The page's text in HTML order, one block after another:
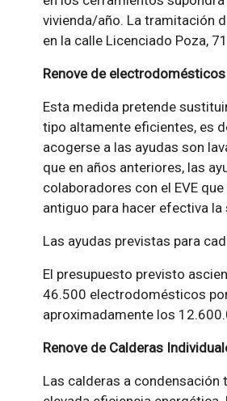
vivienda/año. La tramitación
en la calle Licenciado Poza,
Renove de electrodomésticos
Esta medida pretende
tipo altamente eficientes, es
acogerse a las ayudas son
que en años anteriores, las
colaboradores con el EVE
antiguo para hacer efectiva
Las ayudas previstas para
El presupuesto previsto
46.500 electrodomésticos
aproximadamente los
Renove de Calderas
Las calderas a